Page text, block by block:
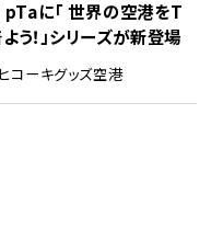
pTaに「 世界の空港をT
う！」シリーズが新登場
ヒコーキグッズ空港